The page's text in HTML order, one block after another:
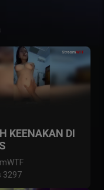
KEENAKAN DI
3297